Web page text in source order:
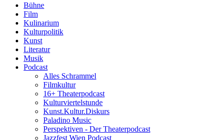
Bühne
Film
Kulinarium
Kulturpolitik
Kunst
Literatur
Musik
Podcast
Alles Schrammel
Filmkultur
16+ Theaterpodcast
Kulturviertelstunde
Kunst.Kultur.Diskurs
Paladino Music
Perspektiven - Der Theaterpodcast
Jazzfest Wien Podcast